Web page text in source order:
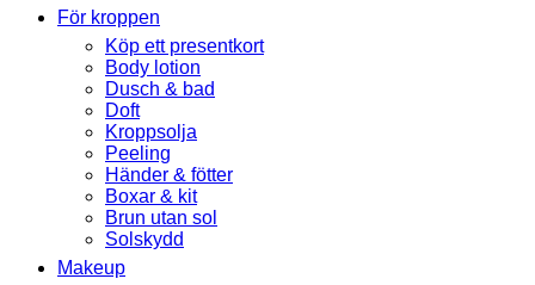
För kroppen
Köp ett presentkort
Body lotion
Dusch & bad
Doft
Kroppsolja
Peeling
Händer & fötter
Boxar & kit
Brun utan sol
Solskydd
Makeup